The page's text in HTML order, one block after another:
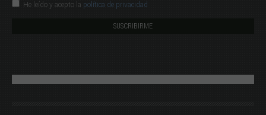
He leído y acepto la política de privacidad